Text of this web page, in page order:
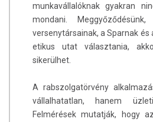
munkavállalóknak gyakran
mondani.
versenytársainak, a Sparnak és
etikus utat választania,
sikerülhet.
A rabszolgatörvény
vállalhatatlan, hanem
Felmérések mutatják, hogy